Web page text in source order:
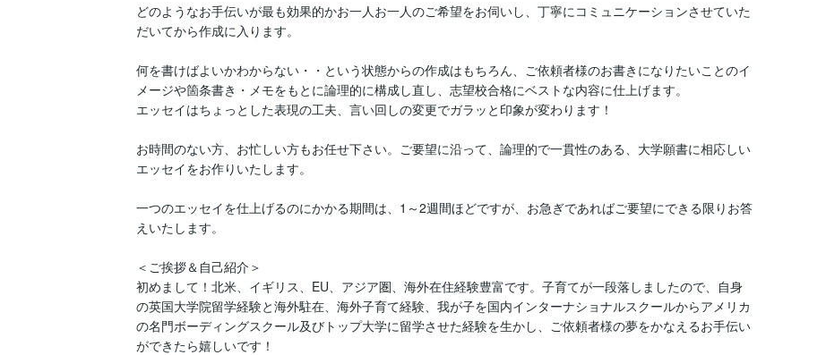
どのようなお手伝いが最も効果的かお一人お一人のご希望をお伺いし、丁寧にコミュニケーションさせていた
だいてから作成に入ります。
何を書けばよいかわからない・・という状態からの作成はもちろん、ご依頼者様のお書きになりたいことのイ
メージや箇条書き・メモをもとに論理的に構成し直し、志望校合格にベストな内容に仕上げます。
エッセイはちょっとした表現の工夫、言い回しの変更でガラッと印象が変わります！
お時間のない方、お忙しい方もお任せ下さい。ご要望に沿って、論理的で一貫性のある、大学願書に相応しい
エッセイをお作りいたします。
一つのエッセイを仕上げるのにかかる期間は、1～2週間ほどですが、お急ぎであればご要望にできる限りお答
えいたします。
＜ご挨拶＆自己紹介＞
初めまして！北米、イギリス、EU、アジア圏、海外在住経験豊富です。子育てが一段落しましたので、自身
の英国大学院留学経験と海外駐在、海外子育て経験、我が子を国内インターナショナルスクールからアメリカ
の名門ボーディングスクール及びトップ大学に留学させた経験を生かし、ご依頼者様の夢をかなえるお手伝い
ができたら嬉しいです！